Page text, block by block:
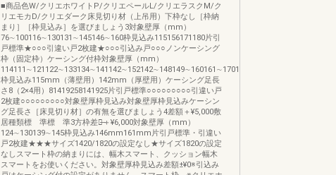
■商品色W/クリエホワイトP/クリエペールL/クリエラスクM/ク
リエモカD/クリエダーク床見切り材（上吊用）下枠なし［枠納
まり］［枠見込み］を選びましょう3対象壁厚（mm）
76∼100116∼130131∼145146∼160枠見込み115156171180片引
戸標準★○○○引違い戸2枚建★○○○引込み戸○○○ノンケーシング
枠（固定枠）ケーシング付枠対象壁厚（mm）
114111∼121122∼133134∼141142∼152142∼148149∼160161∼170171∼182
枠見込み115mm（薄壁用）142mm（厚壁用）ケーシング足長
さ8（2×4用）81419258141925片引戸標準○○○○○○○○○引違い戸
2枚建○○○○○○○○○対象壁厚枠見込み対象壁厚枠見込みケーシン
グ足長さ［床見切り材］の有無を選びましょう4差額＋¥5,000敷
居種類標 準標 準3方枠差額̶＋¥6,000対象壁厚（mm）
124∼130139∼145枠見込み146mm161mm片引戸標準・引違い
戸2枚建★★★サイズ1420/1820の設定なし★サイズ1820の設定
なしスマート枠の納まりには、幅木スマート、クッション幅木
スマートをお使いください。対象壁厚枠見込み差額±¥0※引込み